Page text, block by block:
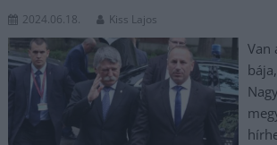
2024.06.18. Kiss Lajos
Van